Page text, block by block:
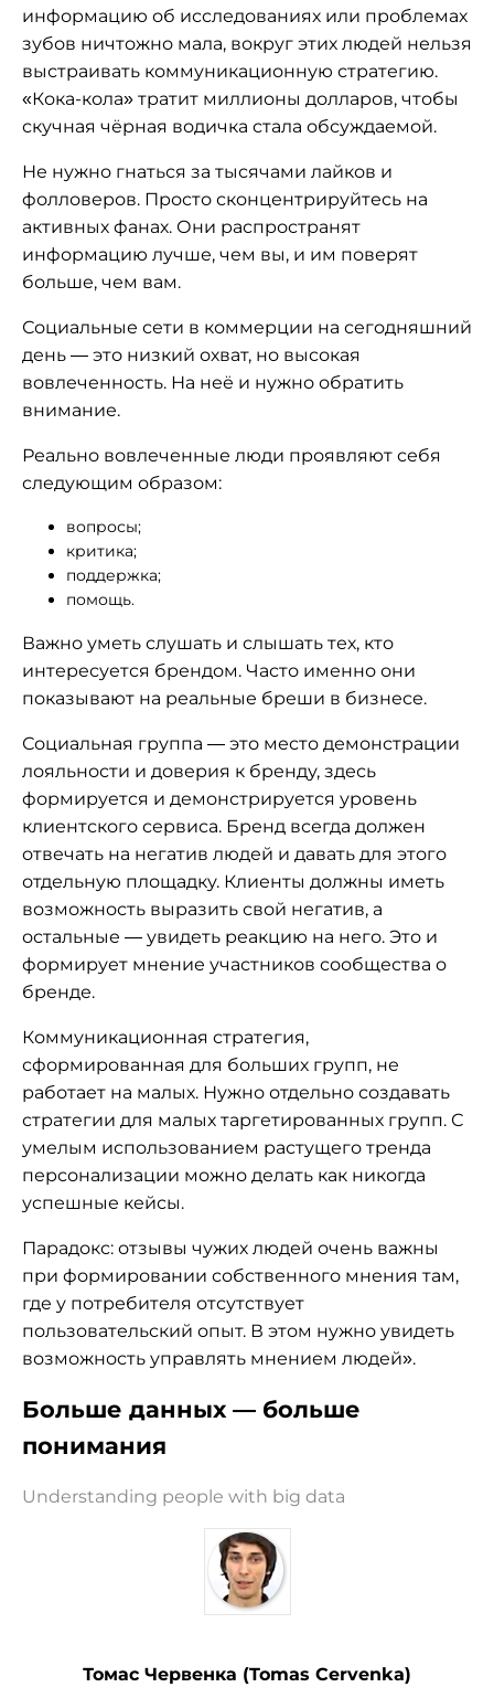
информацию об исследованиях или проблемах
зубов ничтожно мала, вокруг этих людей нельзя
выстраивать коммуникационную стратегию.
«Кока-кола» тратит миллионы долларов, чтобы
скучная чёрная водичка стала обсуждаемой.
Не нужно гнаться за тысячами лайков и
фолловеров. Просто сконцентрируйтесь на
активных фанах. Они распространят
информацию лучше, чем вы, и им поверят
больше, чем вам.
Социальные сети в коммерции на сегодняшний
день — это низкий охват, но высокая
вовлеченность. На неё и нужно обратить
внимание.
Реально вовлеченные люди проявляют себя
следующим образом:
вопросы;
критика;
поддержка;
помощь.
Важно уметь слушать и слышать тех, кто
интересуется брендом. Часто именно они
показывают на реальные бреши в бизнесе.
Социальная группа — это место демонстрации
лояльности и доверия к бренду, здесь
формируется и демонстрируется уровень
клиентского сервиса. Бренд всегда должен
отвечать на негатив людей и давать для этого
отдельную площадку. Клиенты должны иметь
возможность выразить свой негатив, а
остальные — увидеть реакцию на него. Это и
формирует мнение участников сообщества о
бренде.
Коммуникационная стратегия,
сформированная для больших групп, не
работает на малых. Нужно отдельно создавать
стратегии для малых таргетированных групп. С
умелым использованием растущего тренда
персонализации можно делать как никогда
успешные кейсы.
Парадокс: отзывы чужих людей очень важны
при формировании собственного мнения там,
где у потребителя отсутствует
пользовательский опыт. В этом нужно увидеть
возможность управлять мнением людей».
Больше данных — больше
понимания
Understanding people with big data
Томас Червенка (Tomas Cervenka)